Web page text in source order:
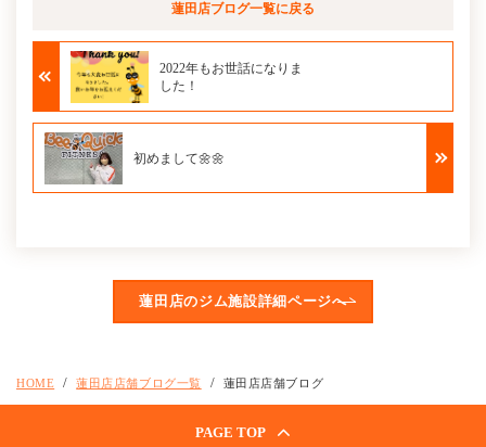
蓮田店ブログ一覧に戻る
2022年もお世話になりま
した！
初めまして🌼🌼
蓮田店のジム施設詳細ページへ
HOME 蓮田店店舗ブログ一覧 蓮田店店舗ブログ
PAGE TOP